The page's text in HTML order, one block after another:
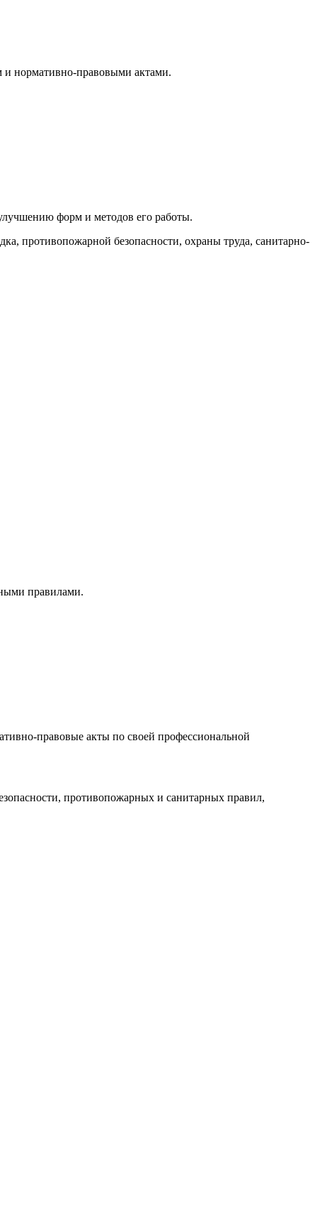
и нормативно-правовыми актами.
форм и методов его работы.
противопожарной безопасности, охраны труда, санитарно-
правилами.
правовые акты по своей профессиональной
противопожарных и санитарных правил,